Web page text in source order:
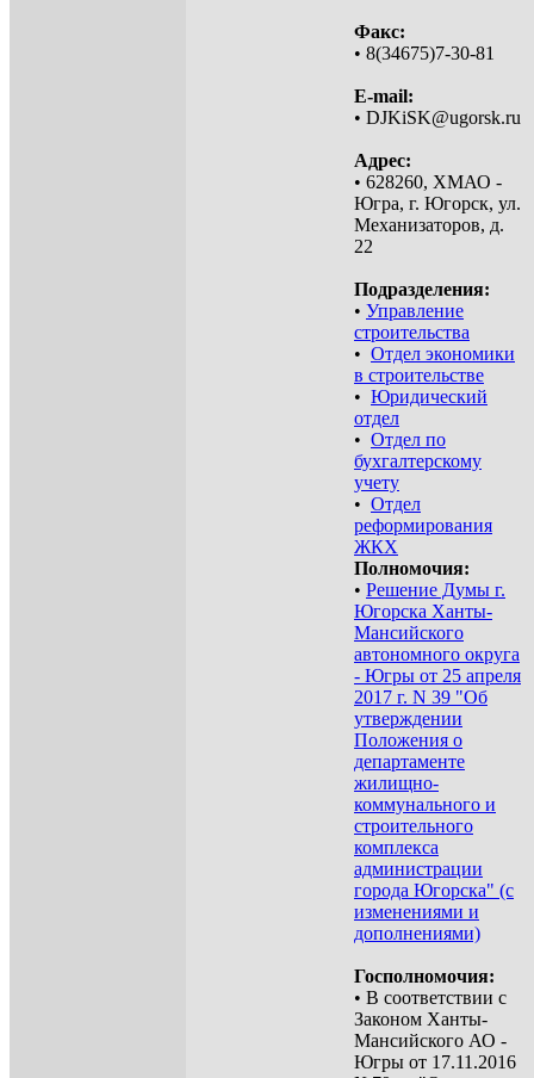
Факс:
• 8(34675)7-30-81
E-mail:
• DJKiSK@ugorsk.ru
Адрес:
• 628260, ХМАО -
Югра, г. Югорск, ул.
Механизаторов, д.
22
Подразделения:
• Управление
строительства
• Отдел экономики
в строительстве
• Юридический
отдел
• Отдел по
бухгалтерскому
учету
• Отдел
реформирования
ЖКХ
Полномочия:
• Решение Думы г.
Югорска Ханты-
Мансийского
автономного округа
- Югры от 25 апреля
2017 г. N 39 "Об
утверждении
Положения о
департаменте
жилищно-
коммунального и
строительного
комплекса
администрации
города Югорска" (с
изменениями и
дополнениями)
Госполномочия:
• В соответствии с
Законом Ханты-
Мансийского АО -
Югры от 17.11.2016